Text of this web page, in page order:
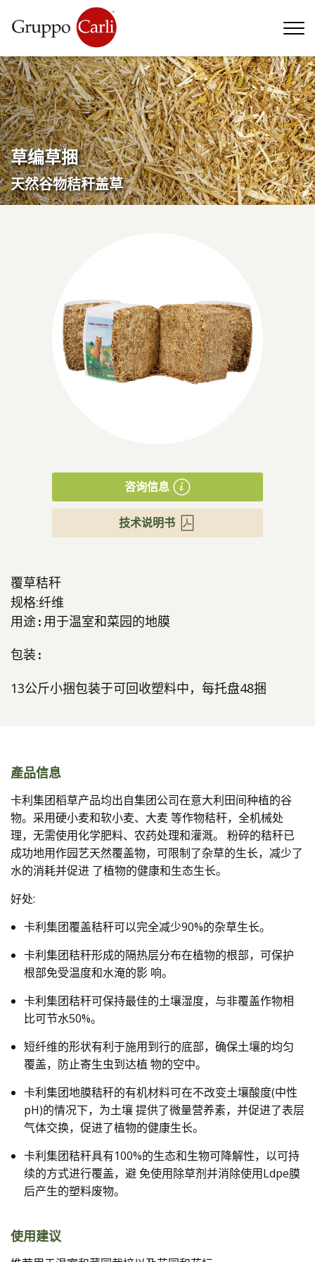
产品
T—info@gruppocarli.com
草编草捆
天然谷物秸秆盖草
覆草秸秆
规格:纤维
13公斤小捆包装于可回收塑料中，每托盘48捆
咨询信息
技术说明书
產品信息
卡利集团稻草产品均出自集团公司在意大利田间种植的谷
物。采用硬小麦和软小麦、大麦 等作物秸秆，全机械处
理，无需使用化学肥料、农药处理和灌溉。 粉碎的秸秆已
成功地用作园艺天然覆盖物，可限制了杂草的生长，减少了
水的消耗并促进 了植物的健康和生态生长。
好处:
卡利集团覆盖秸秆可以完全减少90%的杂草生长。
卡利集团秸秆形成的隔热层分布在植物的根部，可保护
根部免受温度和水淹的影 响。
卡利集团秸秆可保持最佳的土壤湿度，与非覆盖作物相
比可节水50%。
短纤维的形状有利于施用到行的底部，确保土壤的均匀
覆盖，防止寄生虫到达植 物的空中。
卡利集团地膜秸秆的有机材料可在不改变土壤酸度(中性
pH)的情况下，为土壤 提供了微量营养素，并促进了表层
气体交换，促进了植物的健康生长。
卡利集团秸秆具有100%的生态和生物可降解性，以可持
续的方式进行覆盖，避 免使用除草剂并消除使用Ldpe膜
后产生的塑料废物。
使用建议